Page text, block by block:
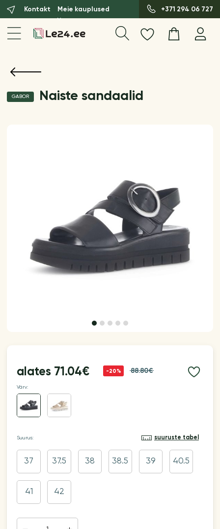
Kontakt Meie kauplused +371 294 06 727
GABOR Naiste sandaalid
alates 71.04€ -20% 88.80€
Värv:
Suurus: suuruste tabel
37 37.5 38 38.5 39 40.5
41 42